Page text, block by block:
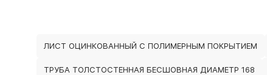
ЛИСТ ОЦИНКОВАННЫЙ С ПОЛИМЕРНЫМ ПОКРЫТИЕМ
ТРУБА ТОЛСТОСТЕННАЯ БЕСШОВНАЯ ДИАМЕТР 168